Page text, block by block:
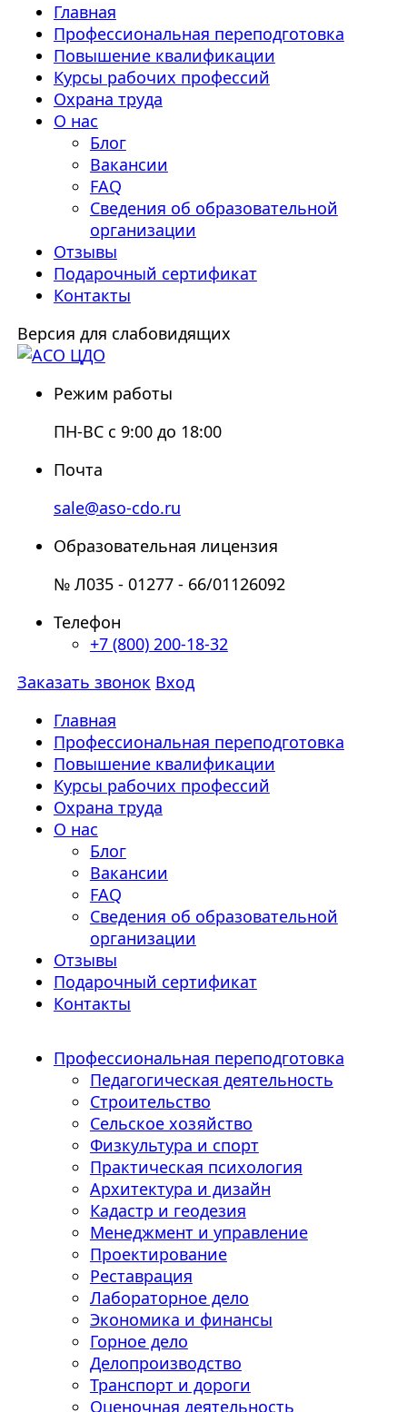
Главная
Профессиональная переподготовка
Повышение квалификации
Курсы рабочих профессий
Охрана труда
О нас
Блог
Вакансии
FAQ
Сведения об образовательной
организации
Отзывы
Подарочный сертификат
Контакты
Версия для слабовидящих
Режим работы
ПН-ВС с 9:00 до 18:00
Почта
sale@aso-cdo.ru
Образовательная лицензия
№ Л035 - 01277 - 66/01126092
Телефон
+7 (800) 200-18-32
Заказать звонок Вход
Главная
Профессиональная переподготовка
Повышение квалификации
Курсы рабочих профессий
Охрана труда
О нас
Блог
Вакансии
FAQ
Сведения об образовательной
организации
Отзывы
Подарочный сертификат
Контакты
Профессиональная переподготовка
Педагогическая деятельность
Строительство
Сельское хозяйство
Физкультура и спорт
Практическая психология
Архитектура и дизайн
Кадастр и геодезия
Менеджмент и управление
Проектирование
Реставрация
Лабораторное дело
Экономика и финансы
Горное дело
Делопроизводство
Транспорт и дороги
Оценочная деятельность